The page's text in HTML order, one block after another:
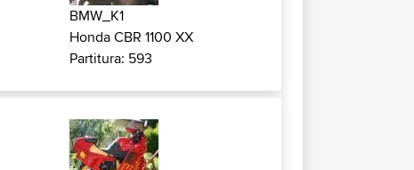
BMW_K1
Honda CBR 1100 XX
Partitura: 593